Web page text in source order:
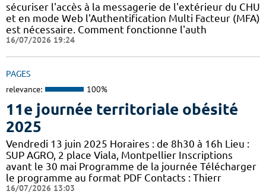
sécuriser l'accès à la messagerie de l'extérieur du CHU
et en mode Web l'Authentification Multi Facteur (MFA)
est nécessaire. Comment fonctionne l'auth
16/07/2026 19:24
PAGES
relevance: 100%
11e journée territoriale obésité
2025
Vendredi 13 juin 2025 Horaires : de 8h30 à 16h Lieu :
SUP AGRO, 2 place Viala, Montpellier Inscriptions
avant le 30 mai Programme de la journée Télécharger
le programme au format PDF Contacts : Thierr
16/07/2026 13:03